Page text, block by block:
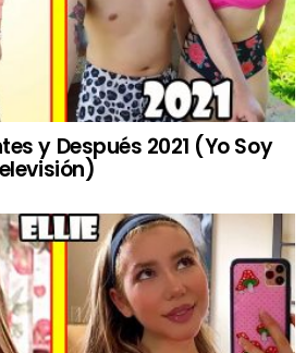
y Después 2021 (Yo Soy